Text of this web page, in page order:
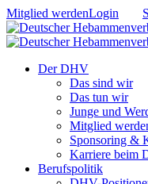
Zum
Inhalt
springen
Mitglied werdenLogin
Der DHV
Das sind wir
Das tun wir
Junge und
Mitglied
Sponsoring &
Karriere beim
Berufspolitik